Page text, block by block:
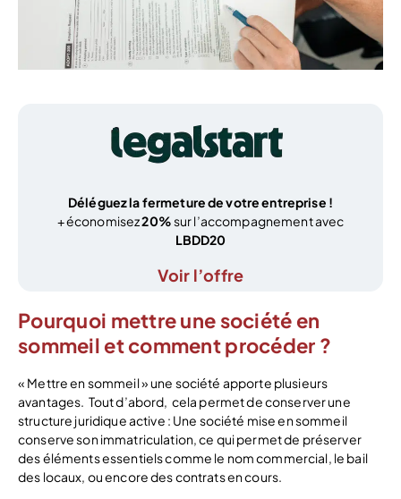
Déléguez la fermeture de votre entreprise !
+ économisez20%sur l’accompagnement avec
LBDD20
Voir l’offre
Pourquoi mettre une société en
sommeil et comment procéder ?
« Mettre en sommeil » une société apporte plusieurs
avantages. Tout d’abord, cela permet de conserver une
structure juridique active : Une société mise en sommeil
conserve son immatriculation, ce qui permet de préserver
des éléments essentiels comme le nom commercial, le bail
des locaux, ou encore des contrats en cours.